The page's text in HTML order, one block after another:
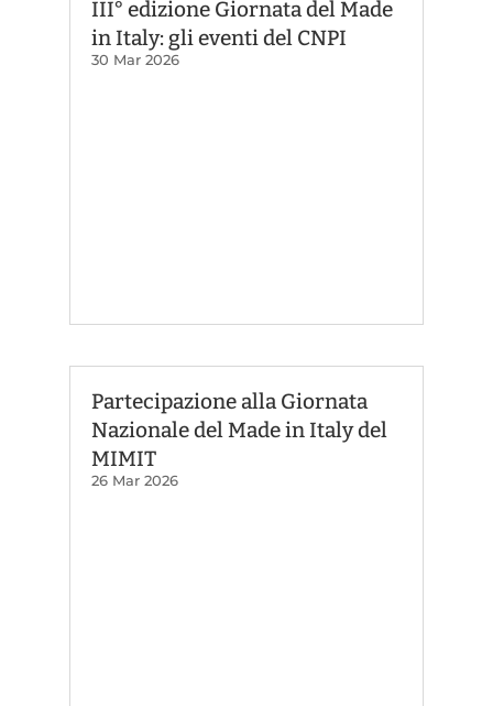
III° edizione Giornata del Made
in Italy: gli eventi del CNPI
30 Mar 2026
Partecipazione alla Giornata
Nazionale del Made in Italy del
MIMIT
26 Mar 2026